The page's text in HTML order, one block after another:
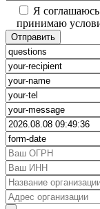
Я
принимаю